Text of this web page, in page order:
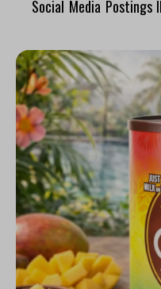
Social Media Postings